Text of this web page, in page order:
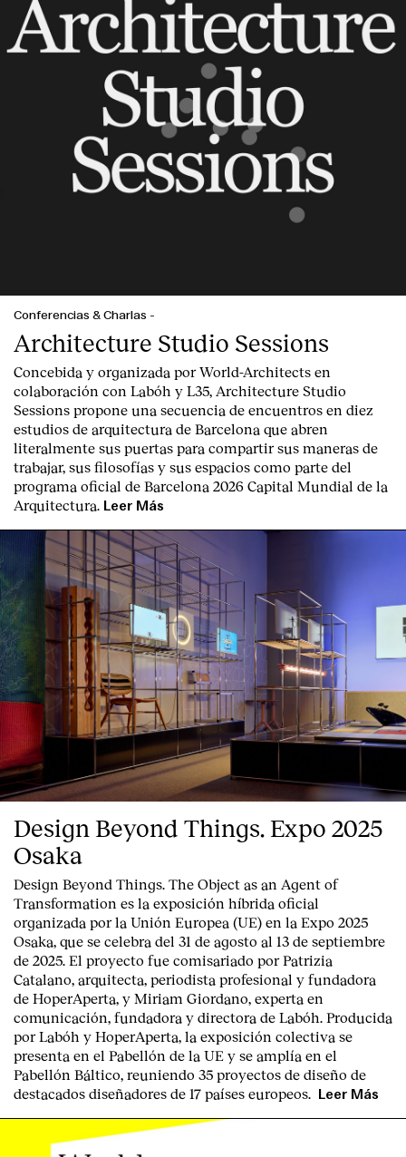
Conferencias & Charlas -
Architecture Studio Sessions
Concebida y organizada por World-Architects en
colaboración con Labóh y L35, Architecture Studio
Sessions propone una secuencia de encuentros en diez
estudios de arquitectura de Barcelona que abren
literalmente sus puertas para compartir sus maneras de
trabajar, sus filosofías y sus espacios como parte del
programa oficial de Barcelona 2026 Capital Mundial de la
Arquitectura.
Leer Más
Design Beyond Things. Expo 2025
Osaka
Design Beyond Things. The Object as an Agent of
Transformation es la exposición híbrida oficial
organizada por la Unión Europea (UE) en la Expo 2025
Osaka, que se celebra del 31 de agosto al 13 de septiembre
de 2025. El proyecto fue comisariado porPatrizia
Catalano, arquitecta, periodista profesional y fundadora
de HoperAperta, y Miriam Giordano, experta en
comunicación, fundadora y directora de Labóh. Producida
porLabóh y HoperAperta, la exposición colectiva se
presenta en el Pabellón de la UE y se amplía en el
Pabellón Báltico, reuniendo 35 proyectos de diseño de
destacados diseñadores de 17 países europeos. Leer Más